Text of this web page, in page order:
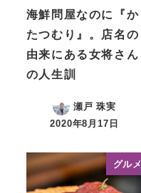
海鮮問屋なのに『か
たつむり』。店名の
由来にある女将さん
の人生訓
瀬戸 珠実
投稿日
2020年8月17日
グルメ